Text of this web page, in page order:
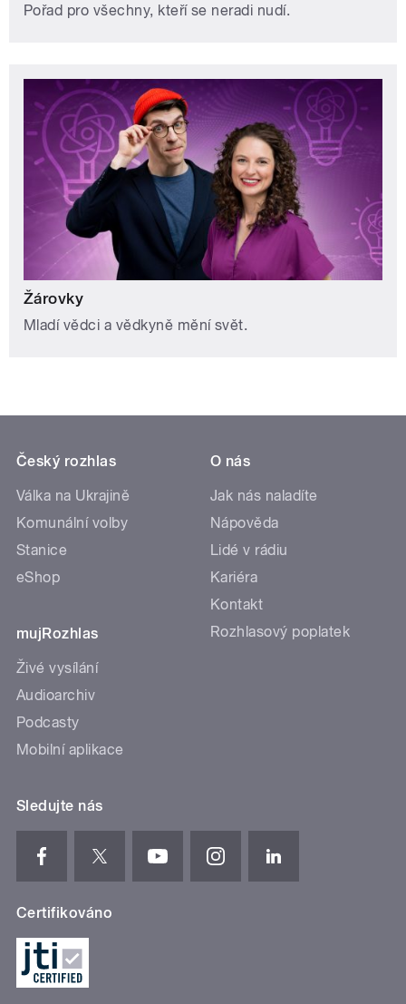
Pořad pro všechny, kteří se neradi nudí.
Žárovky
Mladí vědci a vědkyně mění svět.
Český rozhlas
Válka na Ukrajině
Komunální volby
Stanice
eShop
mujRozhlas
Živé vysílání
Audioarchiv
Podcasty
Mobilní aplikace
O nás
Jak nás naladíte
Nápověda
Lidé v rádiu
Kariéra
Kontakt
Rozhlasový poplatek
Sledujte nás
Certifikováno